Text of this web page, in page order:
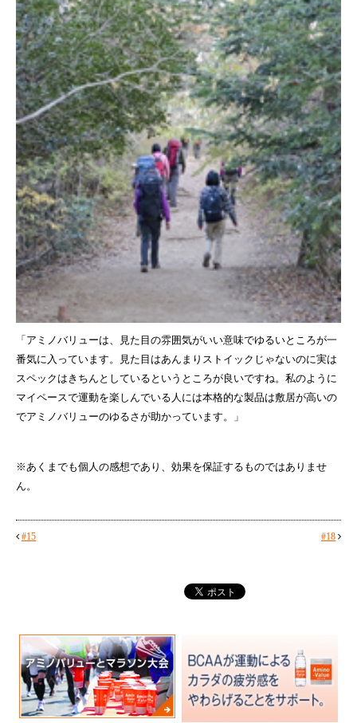
「アミノバリューは、見た目の雰囲気がいい意味でゆるいところが一
番気に入っています。見た目はあんまりストイックじゃないのに実は
スペックはきちんとしているというところが良いですね。私のように
マイペースで運動を楽しんでいる人には本格的な製品は敷居が高いの
でアミノバリューのゆるさが助かっています。」
※あくまでも個人の感想であり、効果を保証するものではありませ
ん。
#15 #18